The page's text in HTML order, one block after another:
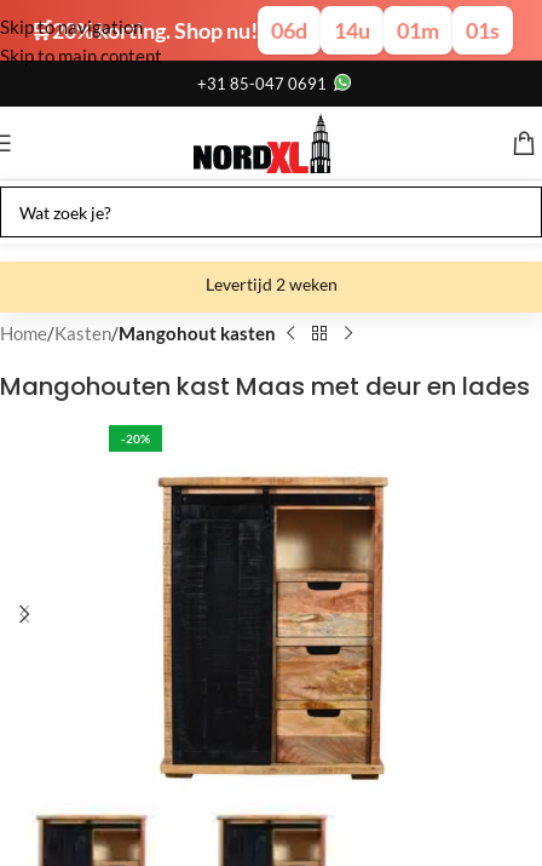
🛒20% korting. Shop nu! 06d 14u 01m 01s
Skip to navigation
Skip to main content
+31 85-047 0691
Levertijd 2 weken
Gratis verzending
Gratis afhalen
Home Kasten Mangohout kasten
Mangohouten kast Maas met deur en lades
-20%